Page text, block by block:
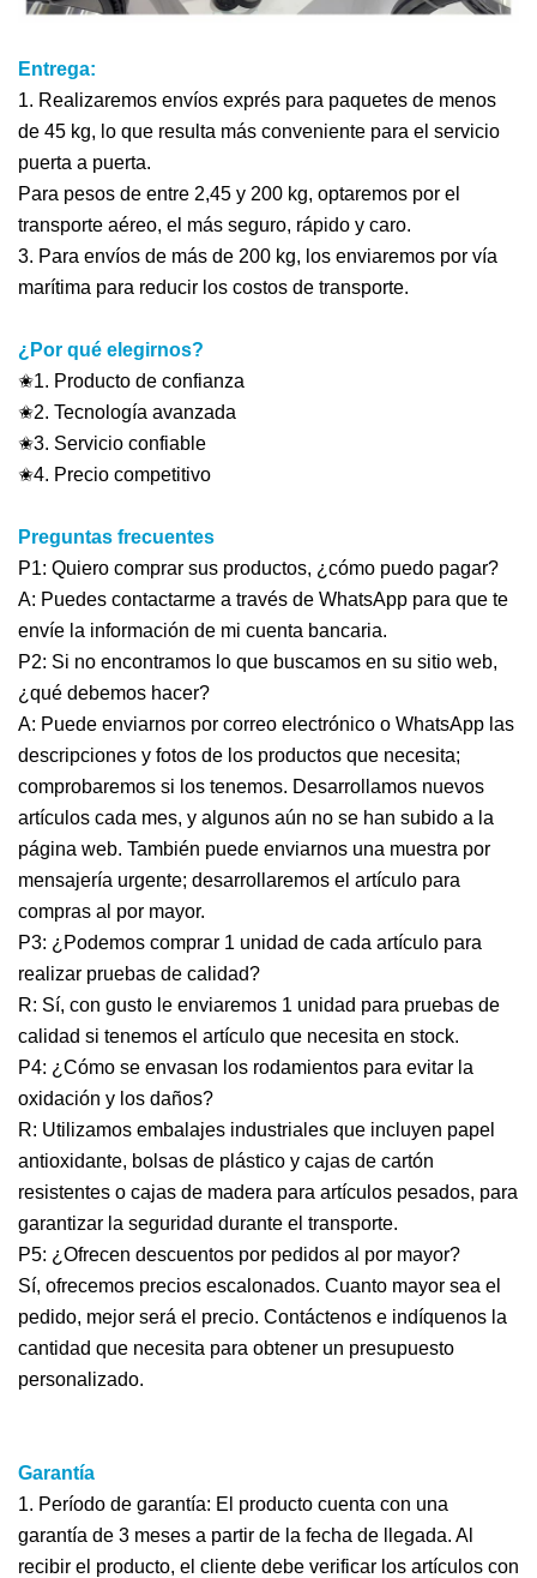
Entrega:
1. Realizaremos envíos exprés para paquetes de menos
de 45 kg, lo que resulta más conveniente para el servicio
puerta a puerta.
Para pesos de entre 2,45 y 200 kg, optaremos por el
transporte aéreo, el más seguro, rápido y caro.
3. Para envíos de más de 200 kg, los enviaremos por vía
marítima para reducir los costos de transporte.
¿Por qué elegirnos?
✬1. Producto de confianza
✬2. Tecnología avanzada
✬3. Servicio confiable
✬4. Precio competitivo
Preguntas frecuentes
P1: Quiero comprar sus productos, ¿cómo puedo pagar?
A: Puedes contactarme a través de WhatsApp para que te
envíe la información de mi cuenta bancaria.
P2: Si no encontramos lo que buscamos en su sitio web,
¿qué debemos hacer?
A: Puede enviarnos por correo electrónico o WhatsApp las
descripciones y fotos de los productos que necesita;
comprobaremos si los tenemos. Desarrollamos nuevos
artículos cada mes, y algunos aún no se han subido a la
página web. También puede enviarnos una muestra por
mensajería urgente; desarrollaremos el artículo para
compras al por mayor.
P3: ¿Podemos comprar 1 unidad de cada artículo para
realizar pruebas de calidad?
R: Sí, con gusto le enviaremos 1 unidad para pruebas de
calidad si tenemos el artículo que necesita en stock.
P4: ¿Cómo se envasan los rodamientos para evitar la
oxidación y los daños?
R: Utilizamos embalajes industriales que incluyen papel
antioxidante, bolsas de plástico y cajas de cartón
resistentes o cajas de madera para artículos pesados, para
garantizar la seguridad durante el transporte.
P5: ¿Ofrecen descuentos por pedidos al por mayor?
Sí, ofrecemos precios escalonados. Cuanto mayor sea el
pedido, mejor será el precio. Contáctenos e indíquenos la
cantidad que necesita para obtener un presupuesto
personalizado.
Garantía
1. Período de garantía: El producto cuenta con una
garantía de 3 meses a partir de la fecha de llegada. Al
recibir el producto, el cliente debe verificar los artículos con